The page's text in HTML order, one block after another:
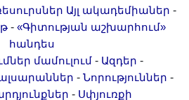
Այլ ակադեմիաներ -
- «Գիտության աշխարհում»
հանդես
մամուլում - Ազդեր -
- Նորություններ -
- Սփյուռքի